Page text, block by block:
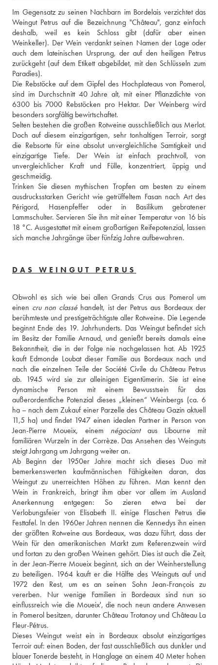
Im Gegensatz zu seinen Nachbarn im Bordelais verzichtet das
Weingut Petrus auf die Bezeichnung "Château", ganz einfach
deshalb, weil es kein Schloss gibt (dafür aber einen
Weinkeller). Der Wein verdankt seinen Namen der Lage oder
auch dem lateinischen Ursprung, der auf den heiligen Petrus
zurückgeht (auf dem Etikett abgebildet, mit den Schlüsseln zum
Paradies).
Die Rebstöcke auf dem Gipfel des Hochplateaus von Pomerol,
sind im Durchschnitt 40 Jahre alt, mit einer Pflanzdichte von
6300 bis 7000 Rebstöcken pro Hektar. Der Weinberg wird
besonders sorgfältig bewirtschaftet.
Selten bestehen die großen Rotweine ausschließlich aus Merlot.
Doch auf diesem einzigartigen, sehr tonhaltigen Terroir, sorgt
die Rebsorte für eine absolut unvergleichliche Samtigkeit und
einzigartige Tiefe. Der Wein ist einfach prachtvoll, von
unvergleichlicher Kraft und Fülle, konzentriert, üppig und
geschmeidig.
Trinken Sie diesen mythischen Tropfen am besten zu einem
ausdrucksstarken Gericht wie getrüffeltem Fasan nach Art des
Périgord, Hasenpfeffer oder in Basilikum gebratener
Lammschulter. Servieren Sie ihn mit einer Temperatur von 16 bis
18 °C. Ausgestattet mit einem großartigen Reifepotenzial, lassen
sich manche Jahrgänge über fünfzig Jahre aufbewahren.
DAS WEINGUT PETRUS
Obwohl es sich wie bei allen Grands Crus aus Pomerol um
einen cru non classé handelt, ist der Petrus aus Bordeaux der
berühmteste und prestigeträchtigste aller Rotweine. Die Legende
beginnt Ende des 19. Jahrhunderts. Das Weingut befindet sich
im Besitz der Familie Arnaud, und genießt bereits damals eine
Bekanntheit, die in der Folge nie nachgelassen hat. Ab 1925
kauft Edmonde Loubat dieser Familie aus Bordeaux nach und
nach die einzelnen Teile der Société Civile du Château Petrus
ab. 1945 wird sie zur alleinigen Eigentümerin. Sie ist eine
dynamische Person mit einem Bewusstsein für das
außerordentliche Potenzial dieses „kleinen“ Weinbergs (ca. 6
ha – nach dem Zukauf einer Parzelle des Château Gazin aktuell
11,5 ha) und findet 1947 einen idealen Partner in Person von
Jean-Pierre Moueix, einem négociant aus Libourne mit
familiären Wurzeln in der Corrèze. Das Ansehen des Weinguts
steigt Jahrgang um Jahrgang weiter an.
Ab Beginn der 1950er Jahre macht sich dieses Duo mit
bemerkenswerten kaufmännischen Fähigkeiten daran, das
Weingut zu unerreichten Höhen zu führen. Man kennt den
Wein in Frankreich, bringt ihm aber vor allem im Ausland
Anerkennung entgegen: So zieren etwa bei der
Verlobungsfeier von Elisabeth II. einige Flaschen Petrus die
Festtafel. In den 1960er Jahren nennen die Kennedys ihn einen
der größten Rotweine aus Bordeaux, was dazu führt, dass der
Wein für den amerikanischen Markt zum Referenzwein wird
und fortan zu den großen Weinen gehört. Dies ist auch die Zeit,
in der Jean-Pierre Moueix beginnt, sich an der Weinherstellung
zu beteiligen. 1964 kauft er die Hälfte des Weinguts auf und
1972 den Rest, um es an seinen Sohn Jean-François zu
vererben. Nur wenige Familien in Bordeaux sind nun so
einflussreich wie die Moueix', die noch neun andere Anwesen
in Pomerol besitzen, darunter Château Trotanoy und Château La
Fleur-Pétrus.
Dieses Weingut weist ein in Bordeaux absolut einzigartiges
Terroir auf: einen Boden, der fast ausschließlich aus dunkler und
blauer Tonerde besteht, in Hanglage an einem 40 Meter hohen